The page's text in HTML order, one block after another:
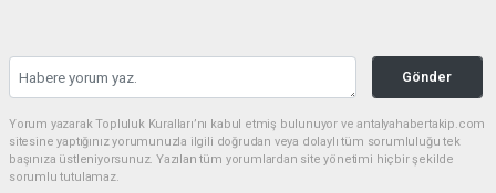
Gönder
Yorum yazarak Topluluk Kuralları’nı kabul etmiş bulunuyor ve antalyahabertakip.com
sitesine yaptığınız yorumunuzla ilgili doğrudan veya dolaylı tüm sorumluluğu tek
başınıza üstleniyorsunuz. Yazılan tüm yorumlardan site yönetimi hiçbir şekilde
sorumlu tutulamaz.